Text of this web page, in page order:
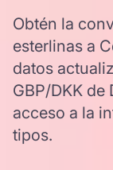
Obtén la
esterlinas a
datos
GBP/DKK
acceso a la
tipos.